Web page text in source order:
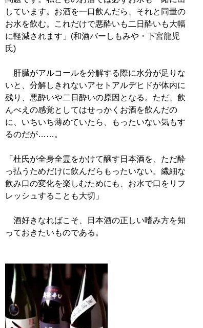
しています。お酒を一口飲んだら、それと同量の
お水を飲む。これだけで悪酔いも二日酔いも大幅
に軽減されます」(和酒バーしもみや・下宮龍児
氏)
肝臓がアルコールを分解する際に水分が足りな
いと、分解しきれないアセトアルデヒドが体内に
残り、悪酔いや二日酔いの原因となる。ただ、飲
んべえの感覚としてはせっかくお酒を飲んだの
に、いちいち薄めていたら、もったいない気もす
るのだが……。
「杜氏が全身全霊をかけて醸す日本酒を、ただ酔
っ払うためだけに飲んだらもったいない。繊細な
飲み口の変化を楽しむためにも、お水で口をリフ
レッシュすることも大切」
酒好きなればこそ、日本酒の正しい嗜み方を知
っておきたいものである。